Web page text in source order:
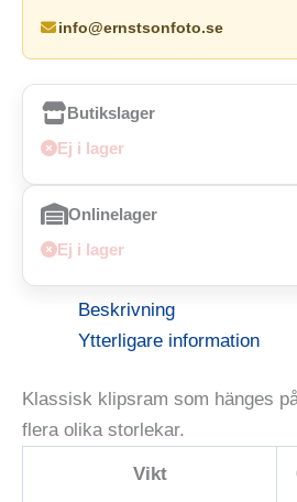
info@ernstsonfoto.se
Butikslager
Ej i lager
Onlinelager
Ej i lager
Beskrivning
Ytterligare information
Klassisk klipsram som hänges
flera olika storlekar.
Vikt